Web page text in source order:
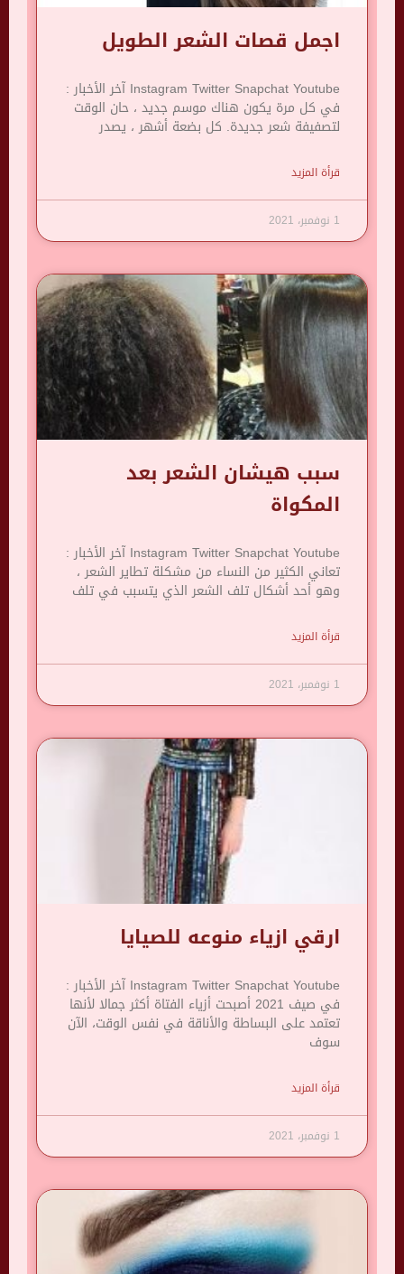
اجمل قصات الشعر الطويل
Instagram Twitter Snapchat Youtube آخر الأخبار :
في كل مرة يكون هناك موسم جديد ، حان الوقت
لتصفيفة شعر جديدة. كل بضعة أشهر ، يصدر
قرأة المزيد
1 نوفمبر، 2021
سبب هيشان الشعر بعد
المكواة
Instagram Twitter Snapchat Youtube آخر الأخبار :
تعاني الكثير من النساء من مشكلة تطاير الشعر ،
وهو أحد أشكال تلف الشعر الذي يتسبب في تلف
قرأة المزيد
1 نوفمبر، 2021
ارقي ازياء منوعه للصيايا
Instagram Twitter Snapchat Youtube آخر الأخبار :
في صيف 2021 أصبحت أزياء الفتاة أكثر جمالا لأنها
تعتمد على البساطة والأناقة في نفس الوقت، الآن
سوف
قرأة المزيد
1 نوفمبر، 2021